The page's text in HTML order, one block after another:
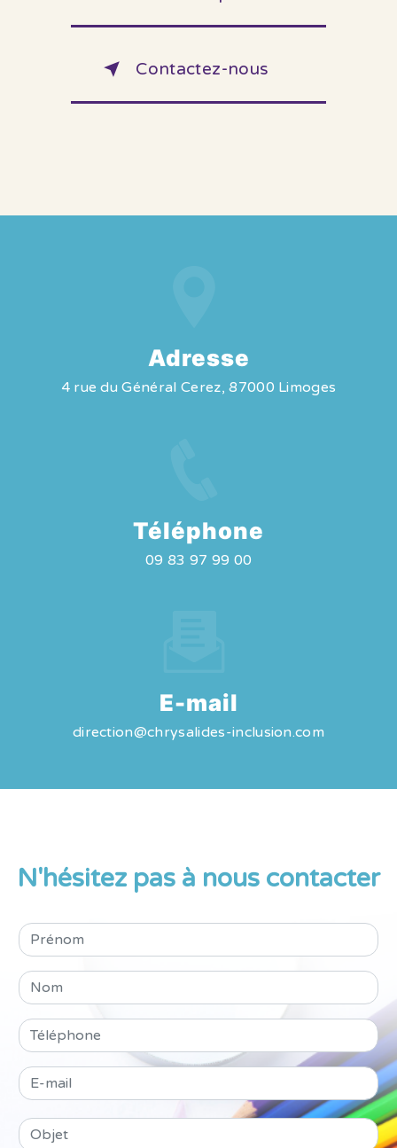
Contactez-nous
Adresse
4 rue du Général Cerez, 87000 Limoges
Téléphone
09 83 97 99 00
E-mail
direction@chrysalides-inclusion.com
N'hésitez pas à nous contacter